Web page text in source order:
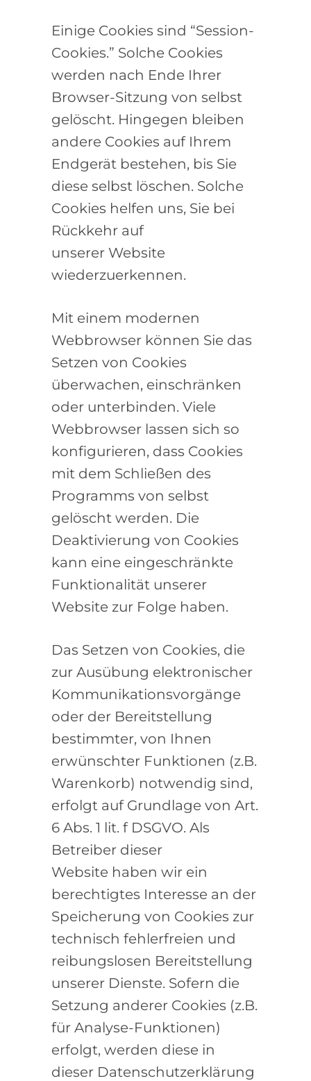
Einige Cookies sind “Session-
Cookies.” Solche Cookies
werden nach Ende Ihrer
Browser-Sitzung von selbst
gelöscht. Hingegen bleiben
andere Cookies auf Ihrem
Endgerät bestehen, bis Sie
diese selbst löschen. Solche
Cookies helfen uns, Sie bei
Rückkehr auf
unserer Website
wiederzuerkennen.
Mit einem modernen
Webbrowser können Sie das
Setzen von Cookies
überwachen, einschränken
oder unterbinden. Viele
Webbrowser lassen sich so
konfigurieren, dass Cookies
mit dem Schließen des
Programms von selbst
gelöscht werden. Die
Deaktivierung von Cookies
kann eine eingeschränkte
Funktionalität unserer
Website zur Folge haben.
Das Setzen von Cookies, die
zur Ausübung elektronischer
Kommunikationsvorgänge
oder der Bereitstellung
bestimmter, von Ihnen
erwünschter Funktionen (z.B.
Warenkorb) notwendig sind,
erfolgt auf Grundlage von Art.
6 Abs. 1 lit. f DSGVO. Als
Betreiber dieser
Website haben wir ein
berechtigtes Interesse an der
Speicherung von Cookies zur
technisch fehlerfreien und
reibungslosen Bereitstellung
unserer Dienste. Sofern die
Setzung anderer Cookies (z.B.
für Analyse-Funktionen)
erfolgt, werden diese in
dieser Datenschutzerklärung